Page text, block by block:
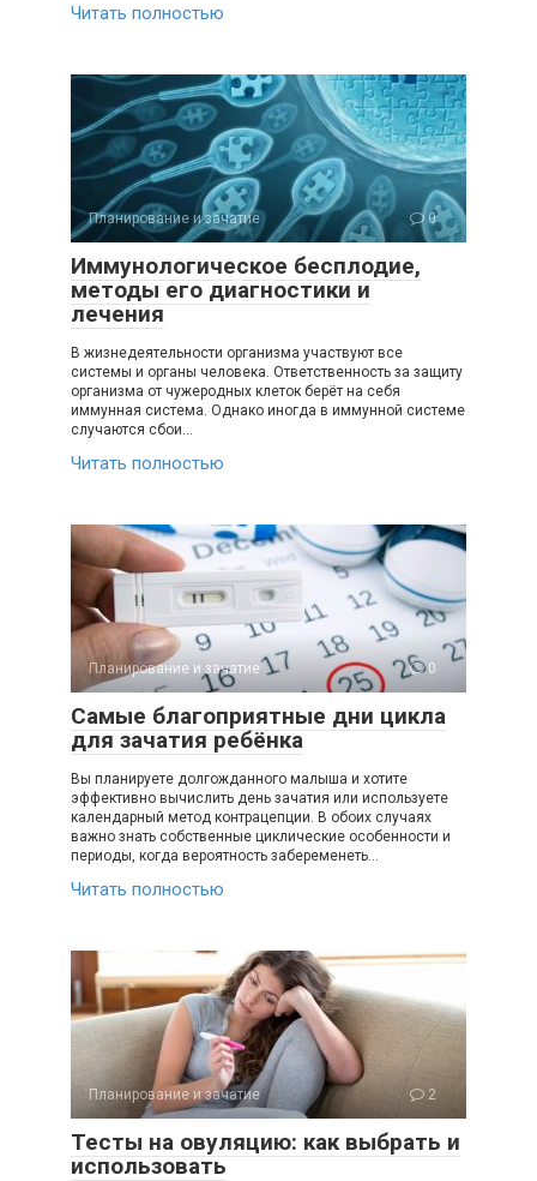
Читать полностью
Планирование и зачатие 0
Иммунологическое бесплодие,
методы его диагностики и
лечения
В жизнедеятельности организма участвуют все
системы и органы человека. Ответственность за защиту
организма от чужеродных клеток берёт на себя
иммунная система. Однако иногда в иммунной системе
случаются сбои…
Читать полностью
Планирование и зачатие 0
Самые благоприятные дни цикла
для зачатия ребёнка
Вы планируете долгожданного малыша и хотите
эффективно вычислить день зачатия или используете
календарный метод контрацепции. В обоих случаях
важно знать собственные циклические особенности и
периоды, когда вероятность забеременеть…
Читать полностью
Планирование и зачатие 2
Тесты на овуляцию: как выбрать и
использовать